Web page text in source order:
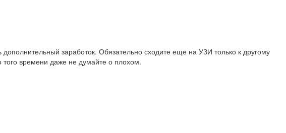
заработок. Обязательно сходите еще на УЗИ только к другому
того времени даже не думайте о плохом.